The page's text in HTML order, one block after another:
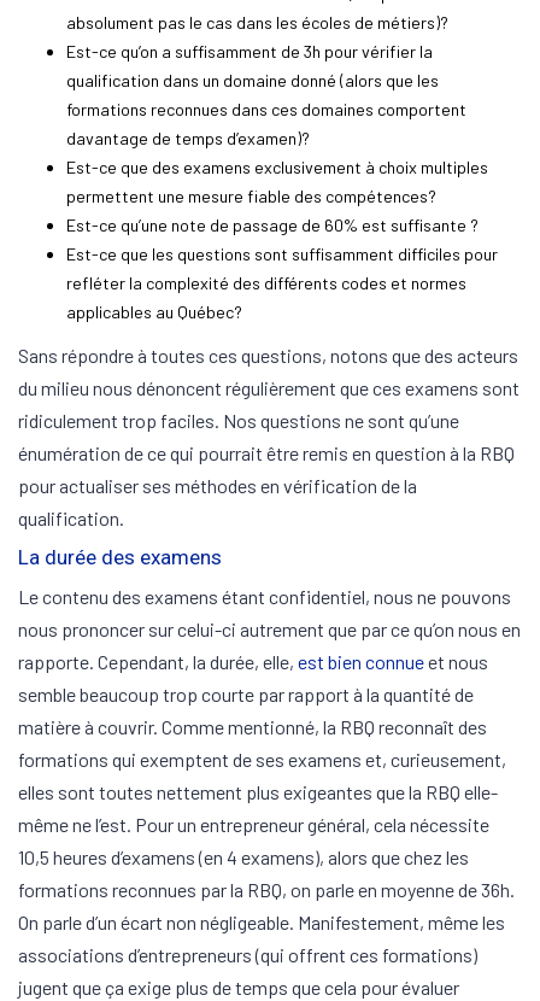
absolument pas le cas dans les écoles de métiers)?
Est-ce qu’on a suffisamment de 3h pour vérifier la
qualification dans un domaine donné (alors que les
formations reconnues dans ces domaines comportent
davantage de temps d’examen)?
Est-ce que des examens exclusivement à choix multiples
permettent une mesure fiable des compétences?
Est-ce qu’une note de passage de 60% est suffisante ?
Est-ce que les questions sont suffisamment difficiles pour
refléter la complexité des différents codes et normes
applicables au Québec?
Sans répondre à toutes ces questions, notons que des acteurs
du milieu nous dénoncent régulièrement que ces examens sont
ridiculement trop faciles. Nos questions ne sont qu’une
énumération de ce qui pourrait être remis en question à la RBQ
pour actualiser ses méthodes en vérification de la
qualification.
La durée des examens
Le contenu des examens étant confidentiel, nous ne pouvons
nous prononcer sur celui-ci autrement que par ce qu’on nous en
rapporte. Cependant, la durée, elle, est bien connueet nous
semble beaucoup trop courte par rapport à la quantité de
matière à couvrir. Comme mentionné, la RBQ reconnaît des
formations qui exemptent de ses examens et, curieusement,
elles sont toutes nettement plus exigeantes que la RBQ elle-
même ne l’est. Pour un entrepreneur général, cela nécessite
10,5 heures d’examens (en 4 examens), alors que chez les
formations reconnues par la RBQ, on parle en moyenne de 36h.
On parle d’un écart non négligeable. Manifestement, même les
associations d’entrepreneurs (qui offrent ces formations)
jugent que ça exige plus de temps que cela pour évaluer